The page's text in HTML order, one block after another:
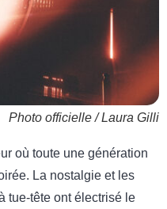
Photo officielle / Laura Gilli
où toute une génération
La nostalgie et les
tue-tête ont électrisé le